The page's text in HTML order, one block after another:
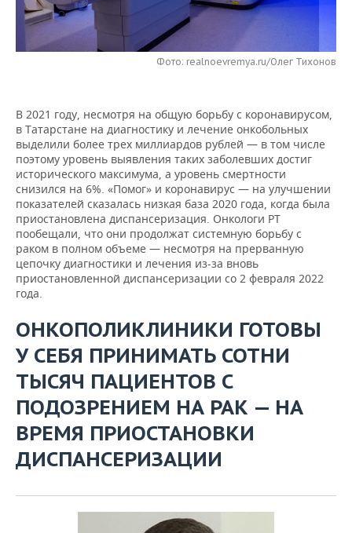
НЕФТЕХИМИЯ
НЕФТЬ
ЭНЕРГЕТИКА
РОЗНИЧНАЯ ТОРГОВЛЯ
НОВОСТИ ТЕХНОЛОГИЙ
ТЕЛЕКОММУНИКАЦИИ
МЕРОПРИЯТИЯ
НОВОСТИ МЕРОПРИЯТИЙ
БИЗНЕС-БРАНЧИ
ONLINE-КОНФЕРЕНЦИИ
ОТКРЫТАЯ ЛЕКЦИЯ
ФУТБОЛ
ХОККЕЙ
БАСКЕТБОЛ
ВОЛЕЙБОЛ
КИБЕРСПОРТ
ВОДНЫЕ ВИДЫ СПОРТА
ХОККЕЙ С МЯЧОМ
НОВОСТИ ОБЩЕСТВА
ВЛАСТЬ
ИНФРАСТРУКТУРА
ИСТОРИЯ
КУЛЬТУРА
ОБРАЗОВАНИЕ
ПРОИСШЕСТВИЯ
ФОТОГАЛЕРЕЯ
СЮЖЕТЫ
СПРАВОЧНИК
СПИСОК ПЕРСОН
СПИСОК КОМПАНИЙ
ПОЛНАЯ ВЕРСИЯ
Фото: realnoevremya.ru/Олег Тихонов
В 2021 году, несмотря на общую борьбу с коронавирусом,
в Татарстане на диагностику и лечение онкобольных
выделили более трех миллиардов рублей — в том числе
поэтому уровень выявления таких заболевших достиг
исторического максимума, а уровень смертности
снизился на 6%. «Помог» и коронавирус — на улучшении
показателей сказалась низкая база 2020 года, когда была
приостановлена диспансеризация. Онкологи РТ
пообещали, что они продолжат системную борьбу с
раком в полном объеме — несмотря на прерванную
цепочку диагностики и лечения из-за вновь
приостановленной диспансеризации со 2 февраля 2022
года.
ОНКОПОЛИКЛИНИКИ ГОТОВЫ
У СЕБЯ ПРИНИМАТЬ СОТНИ
ТЫСЯЧ ПАЦИЕНТОВ С
ПОДОЗРЕНИЕМ НА РАК — НА
ВРЕМЯ ПРИОСТАНОВКИ
ДИСПАНСЕРИЗАЦИИ